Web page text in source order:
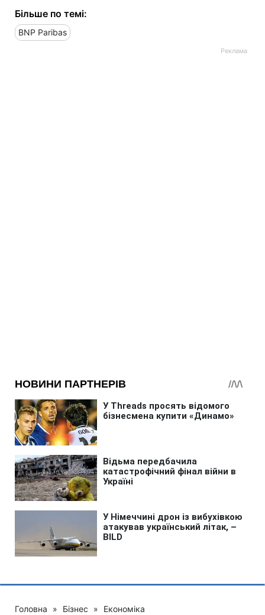
Більше по темі:
BNP Paribas
Головна » Бізнес » Економіка